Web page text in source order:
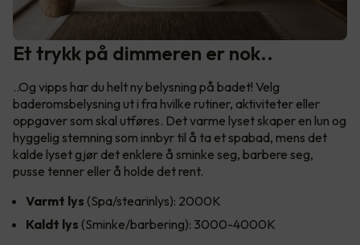
Et trykk på dimmeren er nok..
..Og vipps har du helt ny belysning på badet! Velg
baderomsbelysning ut i fra hvilke rutiner, aktiviteter eller
oppgaver som skal utføres. Det varme lyset skaper en lun og
hyggelig stemning som innbyr til å ta et spabad, mens det
kalde lyset gjør det enklere å sminke seg, barbere seg,
pusse tenner eller å holde det rent.
Varmt lys (Spa/stearinlys): 2000K
Kaldt lys (Sminke/barbering): 3000-4000K